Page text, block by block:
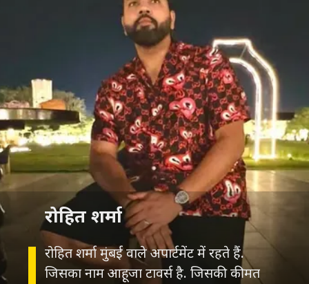
रोहित शर्मा मुंबई वाले अपार्टमेंट में रहते हैं.
जिसका नाम आहूजा टावर्स है. जिसकी कीमत
रोहित शर्मा